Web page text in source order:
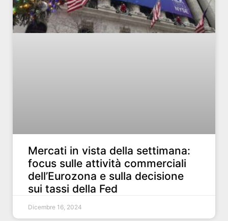
Mercati in vista della settimana:
focus sulle attività commerciali
dell’Eurozona e sulla decisione
sui tassi della Fed
Dicembre 16, 2024